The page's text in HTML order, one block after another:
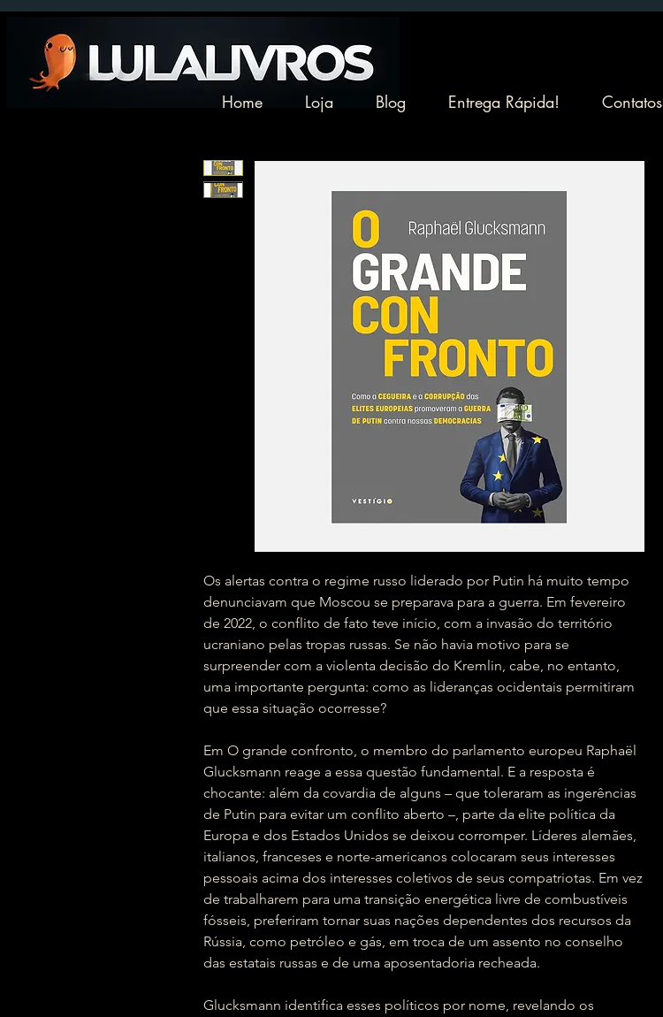
Home Loja Blog Entrega Rápida! Contatos
Os alertas contra o regime russo liderado por Putin há muito tempo
denunciavam que Moscou se preparava para a guerra. Em fevereiro
de 2022, o conflito de fato teve início, com a invasão do território
ucraniano pelas tropas russas. Se não havia motivo para se
surpreender com a violenta decisão do Kremlin, cabe, no entanto,
uma importante pergunta: como as lideranças ocidentais permitiram
que essa situação ocorresse?
Em O grande confronto, o membro do parlamento europeu Raphaël
Glucksmann reage a essa questão fundamental. E a resposta é
chocante: além da covardia de alguns – que toleraram as ingerências
de Putin para evitar um conflito aberto –, parte da elite política da
Europa e dos Estados Unidos se deixou corromper. Líderes alemães,
italianos, franceses e norte-americanos colocaram seus interesses
pessoais acima dos interesses coletivos de seus compatriotas. Em vez
de trabalharem para uma transição energética livre de combustíveis
fósseis, preferiram tornar suas nações dependentes dos recursos da
Rússia, como petróleo e gás, em troca de um assento no conselho
das estatais russas e de uma aposentadoria recheada.
Glucksmann identifica esses políticos por nome, revelando os